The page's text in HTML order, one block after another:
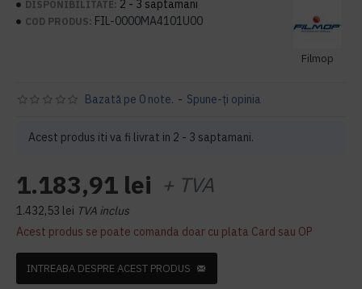
DISPONIBILITATE: 2 - 3 saptamani
COD PRODUS: FIL-0000MA4101U00
Filmop
Acest produs iti va fi livrat in 2 - 3 saptamani.
Bazată pe 0 note. - Spune-ţi opinia
1.183,91 lei + TVA
1.432,53 lei TVA inclus
Acest produs se poate comanda doar cu plata Card sau OP
INTREABA DESPRE ACEST PRODUS